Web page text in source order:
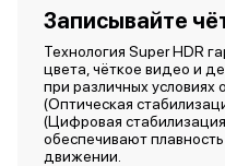
Записывайте
Технология Super HDR
цвета, чёткое видео и
при различных
(Оптическая
(Цифровая
обеспечивают
движении.